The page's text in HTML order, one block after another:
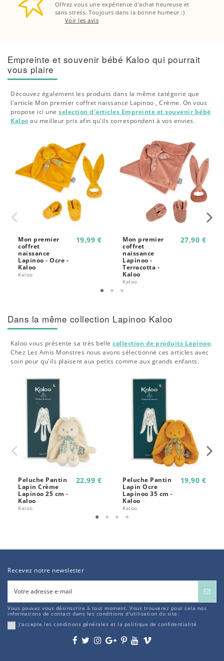
Offrez vous une expérience d'achat heureuse et
sans stress. Toujours dans la bonne humeur :)
Voir les avis
Empreinte et souvenir bébé Kaloo qui pourrait
vous plaire
Découvez également les produits dans la même catégorie que
l'article Mon premier coffret naissance Lapinoo , Crème. On vous
propose ici une selection d'articles Empreinte et souvenir bébé
Kaloo au meilleur prix afin qu'ils correspondent à vos envies.
Mon premier
coffret
naissance
Lapinoo - Ocre -
Kaloo
Kaloo
19,99 €
Mon premier
coffret
naissance
Lapinoo -
Terracotta -
Kaloo
Kaloo
27,90 €
Dans la même collection Lapinoo Kaloo
Kaloo vous présente sa très belle collection de produits Lapinoo.
Chez Les Amis Monstres nous avons sélectionné ces articles avec
soin pour qu'ils plaisent aux petits comme aux grands enfants.
Peluche Pantin
Lapin Crème
Lapinoo 25 cm -
Kaloo
Kaloo
22,99 €
Peluche Pantin
Lapin Ocre
Lapinoo 35 cm -
Kaloo
Kaloo
19,90 €
Recevez notre newsletter
Vous pouvez vous désinscrire à tout moment. Vous trouverez pour cela nos
informations de contact dans les conditions d'utilisation du site.
J'accepte les conditions générales et la politique de confidentialité